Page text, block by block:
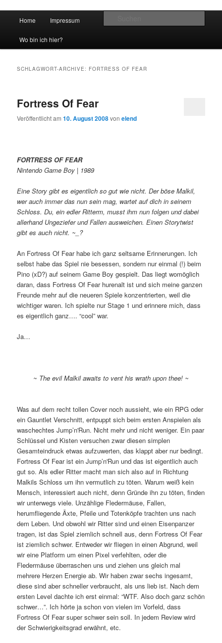
vidgames.de
Zum Inhalt wechseln
Zum sekundären Inhalt wechseln
Home Impressum
Wo bin ich hier?
SCHLAGWORT-ARCHIVE: FORTRESS OF FEAR
Fortress Of Fear
Veröffentlicht am10. August 2008vonelend
FORTRESS OF FEAR
Nintendo Game Boy | 1989
Eine Story gibt es eigentlich so gut wie nicht. Der böse Malkil,
wer auch immer das nun sein mag, wartet auf dich in seinem
Schloss. Du, ein edler Ritterm, musst ihm nun folgen und dabei
allerhand Ungeziefer und Fallen ausweichen. Einen Storytwist
gibt es auch nicht. ~_?
An Fortress Of Fear habe ich ganz seltsame Erinnerungen. Ich
selbst habe das Spiel nie besessen, sondern nur einmal (!) beim
Pino (xD?) auf seinem Game Boy gespielt. Das liegt womöglich
daran, dass Fortress Of Fear hurenalt ist und sich meine ganzen
Freunde mehr auf die neueren Spiele konzentrierten, weil die
wichtiger waren. Ich spielte nur Stage 1 und erinnere mich, dass
es eigentlich ganz…. “cool” war.
Ja…
~ The evil Malkil awaits to vent his wrath upon thee! ~
Was auf dem recht tollen Cover noch aussieht, wie ein RPG oder
ein Gauntlet Verschnitt, entpuppt sich beim ersten Anspielen als
waschechtes Jump’n'Run. Nicht mehr und nicht weniger. Ein paar
Schlüssel und Kisten versuchen zwar diesen simplen
Gesamteindruck etwas aufzuwerten, das klappt aber nur bedingt.
Fortress Of Fear ist ein Jump’n'Run und das ist eigentlich auch
gut so. Als edler Ritter macht man sich also auf in Richtung
Malkils Schloss um ihn vermutlich zu töten. Warum weiß kein
Mensch, interessiert auch nicht, denn Gründe ihn zu töten, finden
wir unterwegs viele. Unzählige Fledermäuse, Fallen,
herumfliegende Äxte, Pfeile und Totenköpfe trachten uns nach
dem Leben. Und obwohl wir Ritter sind und einen Eisenpanzer
tragen, ist das Spiel ziemlich schnell aus, denn Fortress Of Fear
ist ziemlich schwer. Entweder wir fliegen in einen Abgrund, weil
wir eine Platform um einen Pixel verfehlten, oder die
Fledermäuse überraschen uns und ziehen uns gleich mal
mehrere Herzen Energie ab. Wir haben zwar sechs ingesamt,
diese sind aber schneller verbraucht, als uns lieb ist. Nach dem
ersten Level dachte ich erst einmal: “WTF. Also doch ganz schön
schwer…”. Ich hörte ja schon von vielen im Vorfeld, dass
Fortress Of Fear super schwer sein soll. In jedem Review wird
der Schwierigkeitsgrad erwähnt, etc.